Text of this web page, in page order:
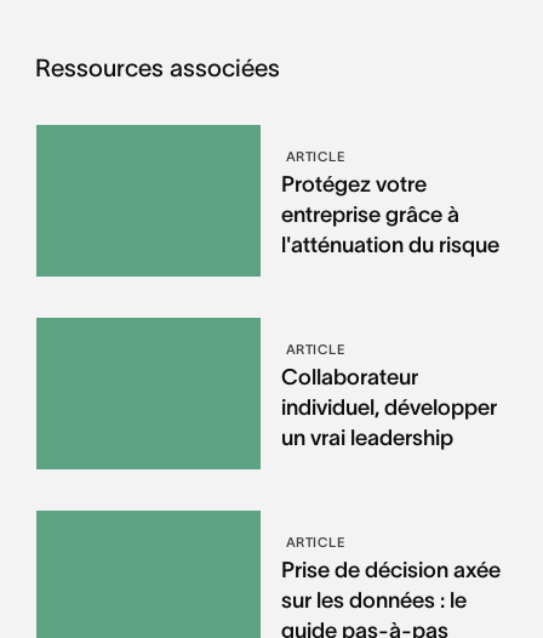
Ressources associées
ARTICLE
Protégez votre
entreprise grâce à
l'atténuation du risque
ARTICLE
Collaborateur
individuel, développer
un vrai leadership
ARTICLE
Prise de décision axée
sur les données : le
guide pas-à-pas